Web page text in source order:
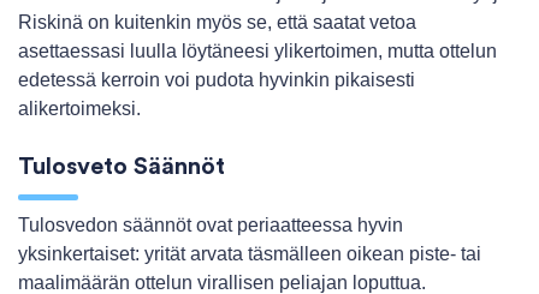
Riskinä on kuitenkin myös se, että saatat vetoa
asettaessasi luulla löytäneesi ylikertoimen, mutta ottelun
edetessä kerroin voi pudota hyvinkin pikaisesti
alikertoimeksi.
Tulosveto Säännöt
Tulosvedon säännöt ovat periaatteessa hyvin
yksinkertaiset: yrität arvata täsmälleen oikean piste- tai
maalimäärän ottelun virallisen peliajan loputtua.